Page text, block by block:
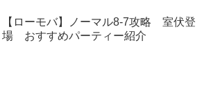
【ローモバ】ノーマル8-7攻略 室伏登
場 おすすめパーティー紹介